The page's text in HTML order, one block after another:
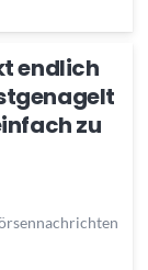
endlich
zu